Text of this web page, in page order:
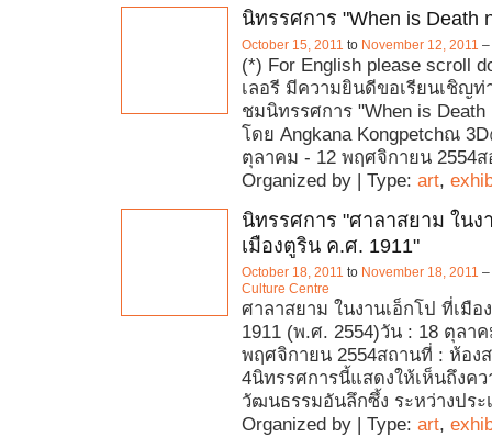
นิทรรศการ "When is Death
October 15, 2011 to November 12, 2011 –
(*) For English please scroll
เลอรี มีความยินดีขอเรียนเชิญท่
ชมนิทรรศการ "When is Death
โดย Angkana Kongpetchณ
ตุลาคม - 12 พฤศจิกายน 2554
Organized by | Type: art,
นิทรรศการ "ศาลาสยาม ในง
เมืองตูริน ค.ศ. 1911"
October 18, 2011 to November 18, 2011 –
Culture Centre
ศาลาสยาม ในงานเอ็กโป ที่เมือ
1911 (พ.ศ. 2554)วัน : 18 ตุลา
พฤศจิกายน 2554สถานที่ : ห้อง
4นิทรรศการนี้แสดงให้เห็นถึงค
วัฒนธรรมอันลึกซึ้ง ระหว่างประ
Organized by | Type: art,